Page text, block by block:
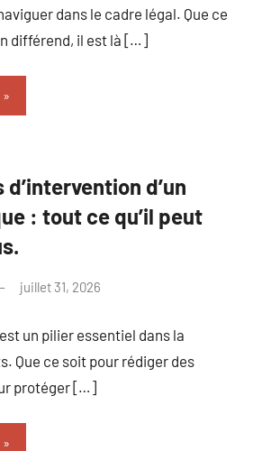
dans le cadre légal. Que ce
différend, il est là […]
d’un
: tout ce qu’il peut
juillet 31, 2026
un pilier essentiel dans la
Que ce soit pour rédiger des
protéger […]